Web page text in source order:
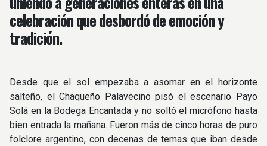
celebración que desbordó de emoción y
tradición.
Desde que el sol empezaba a asomar en el horizonte
salteño, el Chaqueño Palavecino pisó el escenario Payo
Solá en la Bodega Encantada y no soltó el micrófono hasta
bien entrada la mañana. Fueron más de cinco horas de puro
folclore argentino, con decenas de temas que iban desde